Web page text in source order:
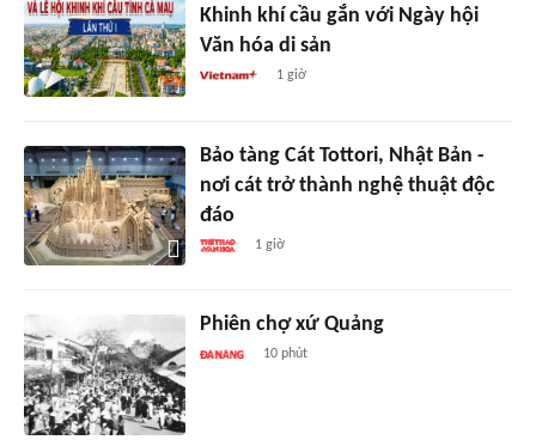
Khinh khí cầu gắn với Ngày hội
Văn hóa di sản
1 giờ
Bảo tàng Cát Tottori, Nhật Bản -
nơi cát trở thành nghệ thuật độc
đáo
1 giờ
Phiên chợ xứ Quảng
10 phút